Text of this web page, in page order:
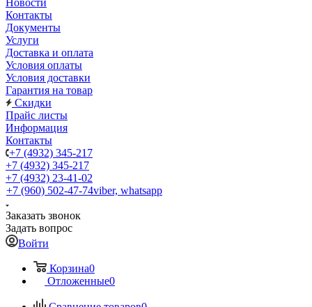
Новости
Контакты
Документы
Услуги
Доставка и оплата
Условия оплаты
Условия доставки
Гарантия на товар
Скидки
Прайс листы
Информация
Контакты
+7 (4932) 345-217
+7 (4932) 345-217
+7 (4932) 23-41-02
+7 (960) 502-47-74viber, whatsapp
Заказать звонок
Задать вопрос
Войти
Корзина0
Отложенные0